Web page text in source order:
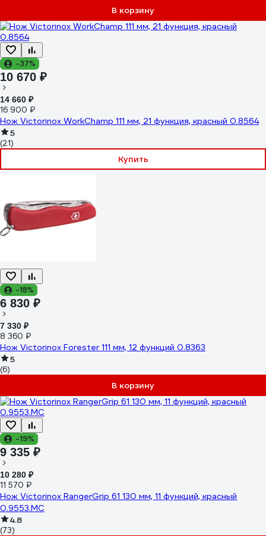
В корзину
-37%
10 670 ₽
14 660 ₽
16 900 ₽
Нож Victorinox WorkChamp 111 мм, 21 функция, красный 0.8564
5
(21)
Купить
-18%
6 830 ₽
7 330 ₽
8 360 ₽
Нож Victorinox Forester 111 мм, 12 функций 0.8363
5
(6)
В корзину
-19%
9 335 ₽
10 280 ₽
11 570 ₽
Нож Victorinox RangerGrip 61 130 мм, 11 функций, красный
0.9553.MC
4.8
(73)